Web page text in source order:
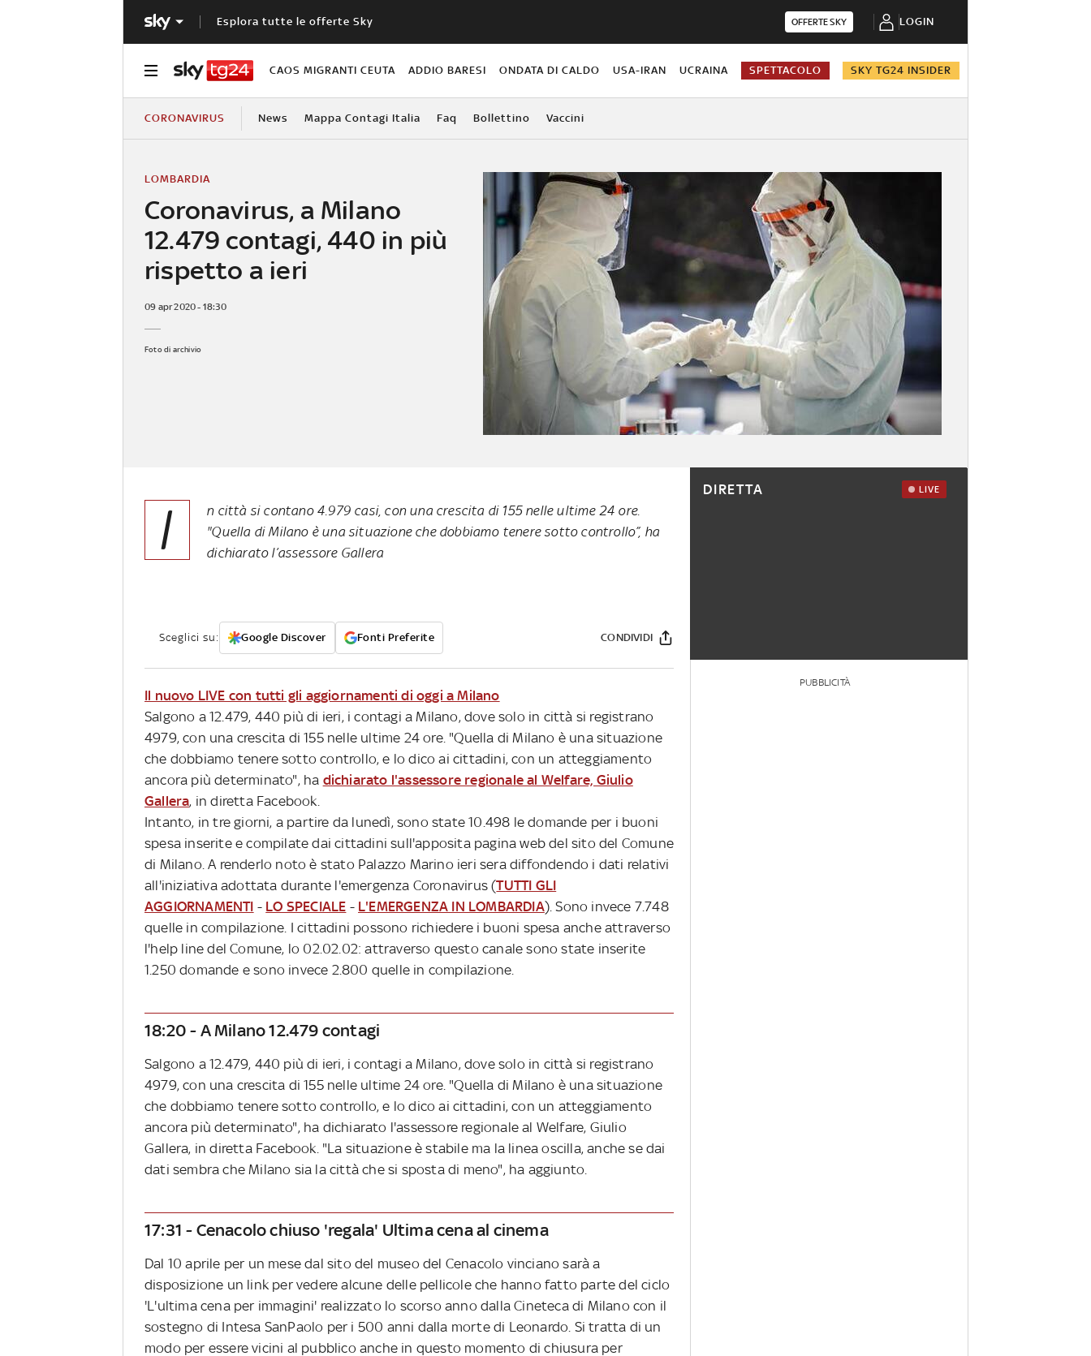
Esplora tutte le offerte Sky OFFERTE SKY LOGIN
CAOS MIGRANTI CEUTA ADDIO BARESI ONDATA DI CALDO USA-IRAN UCRAINA SPETTACOLO SKY TG24 INSIDER
CORONAVIRUS News Mappa Contagi Italia Faq Bollettino Vaccini
Coronavirus, a Milano
12.479 contagi, 440 in più
rispetto a ieri
LOMBARDIA
09 apr 2020 - 18:30
Foto di archivio
I
n città si contano 4.979 casi, con una crescita di 155 nelle ultime 24 ore.
"Quella di Milano è una situazione che dobbiamo tenere sotto controllo”, ha
dichiarato l’assessore Gallera
Sceglici su: Google Discover Fonti Preferite CONDIVIDI
Il nuovo LIVE con tutti gli aggiornamenti di oggi a Milano
Salgono a 12.479, 440 più di ieri, i contagi a Milano, dove solo in città si registrano
4979, con una crescita di 155 nelle ultime 24 ore. "Quella di Milano è una situazione
che dobbiamo tenere sotto controllo, e lo dico ai cittadini, con un atteggiamento
ancora più determinato", ha dichiarato l'assessore regionale al Welfare, Giulio
Gallera, in diretta Facebook.
Intanto, in tre giorni, a partire da lunedì, sono state 10.498 le domande per i buoni
spesa inserite e compilate dai cittadini sull'apposita pagina web del sito del Comune
di Milano. A renderlo noto è stato Palazzo Marino ieri sera diffondendo i dati relativi
all'iniziativa adottata durante l'emergenza Coronavirus (TUTTI GLI
AGGIORNAMENTI - LO SPECIALE - L'EMERGENZA IN LOMBARDIA). Sono invece 7.748
quelle in compilazione. I cittadini possono richiedere i buoni spesa anche attraverso
l'help line del Comune, lo 02.02.02: attraverso questo canale sono state inserite
1.250 domande e sono invece 2.800 quelle in compilazione.
18:20 - A Milano 12.479 contagi
Salgono a 12.479, 440 più di ieri, i contagi a Milano, dove solo in città si registrano
4979, con una crescita di 155 nelle ultime 24 ore. "Quella di Milano è una situazione
che dobbiamo tenere sotto controllo, e lo dico ai cittadini, con un atteggiamento
ancora più determinato", ha dichiarato l'assessore regionale al Welfare, Giulio
Gallera, in diretta Facebook. "La situazione è stabile ma la linea oscilla, anche se dai
dati sembra che Milano sia la città che si sposta di meno", ha aggiunto.
17:31 - Cenacolo chiuso 'regala' Ultima cena al cinema
Dal 10 aprile per un mese dal sito del museo del Cenacolo vinciano sarà a
disposizione un link per vedere alcune delle pellicole che hanno fatto parte del ciclo
'L'ultima cena per immagini' realizzato lo scorso anno dalla Cineteca di Milano con il
sostegno di Intesa SanPaolo per i 500 anni dalla morte di Leonardo. Si tratta di un
modo per essere vicini al pubblico anche in questo momento di chiusura per
DIRETTA LIVE
PUBBLICITÀ